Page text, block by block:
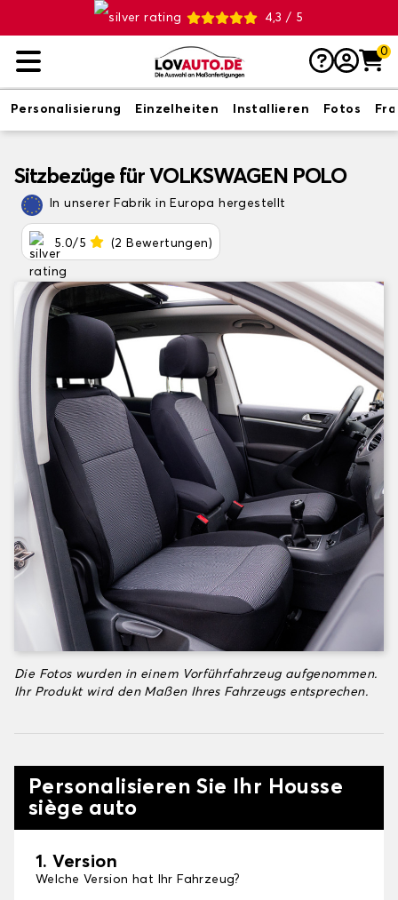
4,3 / 5
0
Personalisierung Einzelheiten Installieren Fotos
Sitzbezüge für VOLKSWAGEN POLO
In unserer Fabrik in Europa hergestellt
5.0/5 (2 Bewertungen)
Die Fotos wurden in einem Vorführfahrzeug aufgenommen.
Ihr Produkt wird den Maßen Ihres Fahrzeugs entsprechen.
Personalisieren Sie Ihr Housse
siège auto
1. Version
Welche Version hat Ihr Fahrzeug?